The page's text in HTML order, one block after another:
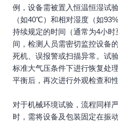
例，设备需被置入恒温恒湿试
（如40℃）和相对湿度（如
持续规定的时间（通常为4小
间，检测人员需密切监控设备
死机、误报警或扫描异常。试
标准大气压条件下进行恢复处
平衡后，再次进行外观检查和性
对于机械环境试验，流程同样
时，需将设备及包装固定在振